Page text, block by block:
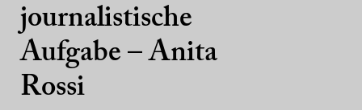
journalistische
Aufgabe – Anita
Rossi